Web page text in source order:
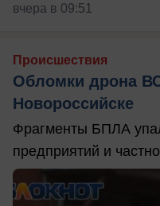
вчера в 09:51
Происшествия
Обломки дрона
Новороссийске
Фрагменты БПЛА
предприятий и